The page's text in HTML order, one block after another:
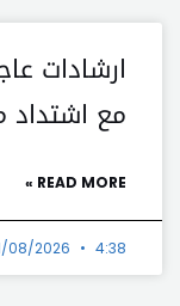
ارشادات
مع اشتداد
READ MORE »
08/2026 4:38 م